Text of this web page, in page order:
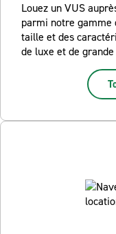
Louez un VUS
parmi notre gamme
taille et des
de luxe et de